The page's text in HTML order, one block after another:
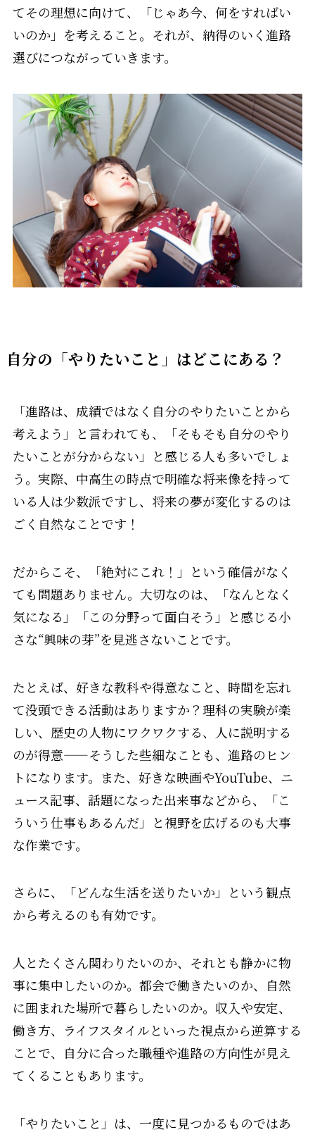
てその理想に向けて、「じゃあ今、何をすればい
いのか」を考えること。それが、納得のいく進路
選びにつながっていきます。
自分の「やりたいこと」はどこにある？
「進路は、成績ではなく自分のやりたいことから
考えよう」と言われても、「そもそも自分のやり
たいことが分からない」と感じる人も多いでしょ
う。実際、中高生の時点で明確な将来像を持って
いる人は少数派ですし、将来の夢が変化するのは
ごく自然なことです！
だからこそ、「絶対にこれ！」という確信がなく
ても問題ありません。大切なのは、「なんとなく
気になる」「この分野って面白そう」と感じる小
さな“興味の芽”を見逃さないことです。
たとえば、好きな教科や得意なこと、時間を忘れ
て没頭できる活動はありますか？理科の実験が楽
しい、歴史の人物にワクワクする、人に説明する
のが得意——そうした些細なことも、進路のヒン
トになります。また、好きな映画やYouTube、ニ
ュース記事、話題になった出来事などから、「こ
ういう仕事もあるんだ」と視野を広げるのも大事
な作業です。
さらに、「どんな生活を送りたいか」という観点
から考えるのも有効です。
人とたくさん関わりたいのか、それとも静かに物
事に集中したいのか。都会で働きたいのか、自然
に囲まれた場所で暮らしたいのか。収入や安定、
働き方、ライフスタイルといった視点から逆算する
ことで、自分に合った職種や進路の方向性が見え
てくることもあります。
「やりたいこと」は、一度に見つかるものではあ